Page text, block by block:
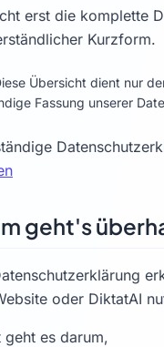
erst die komplette
Kurzform.
Übersicht dient nur
Fassung unserer
geht's
oder DiktatAI
geht es darum,